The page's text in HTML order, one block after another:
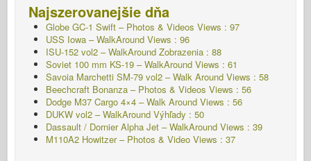
Najszerovanejšie dňa
Globe GC-1 Swift – Photos & Videos Views : 97
USS Iowa – WalkAround Views : 96
ISU-152 vol2 – WalkAround Zobrazenia : 88
Soviet 100 mm KS-19 – WalkAround Views : 61
Savoia Marchetti SM-79 vol2 – Walk Around Views : 58
Beechcraft Bonanza – Photos & Videos Views : 56
Dodge M37 Cargo 4×4 – Walk Around Views : 56
DUKW vol2 – WalkAround Výhľady : 50
Dassault / Dornier Alpha Jet – WalkAround Views : 39
M110A2 Howitzer – Photos & Video Views : 37